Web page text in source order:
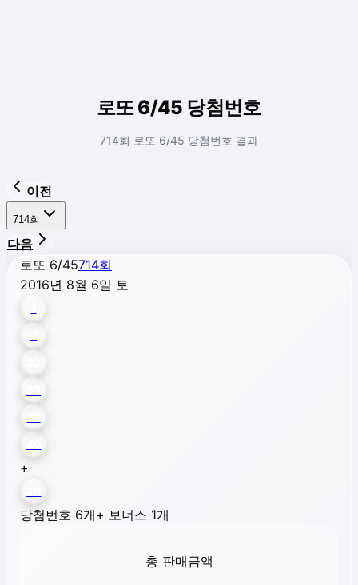
로또 6/45 당첨번호
714회 로또 6/45 당첨번호 결과
이전
714회
다음
로또 6/45714회
2016년 8월 6일 토
+
당첨번호 6개+ 보너스 1개
총 판매금액